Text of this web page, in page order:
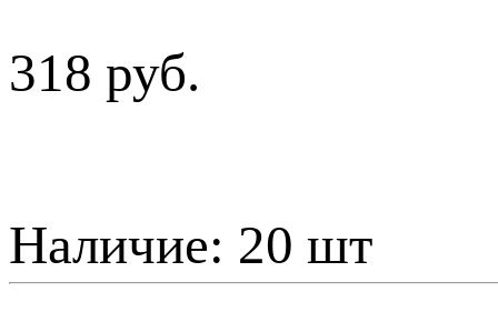
318 руб.
Наличие: 20 шт